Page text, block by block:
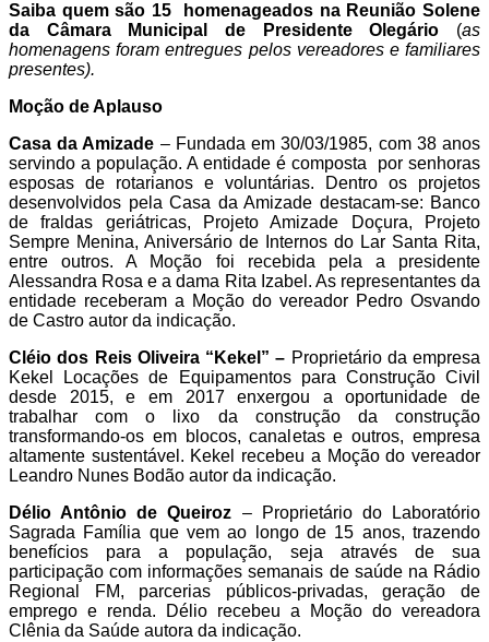
Saiba quem são 15 homenageados na Reunião Solene
da Câmara Municipal de Presidente Olegário (as
homenagens foram entregues pelos vereadores e familiares
presentes).
Moção de Aplauso
Casa da Amizade – Fundada em 30/03/1985, com 38 anos
servindo a população. A entidade é composta por senhoras
esposas de rotarianos e voluntárias. Dentro os projetos
desenvolvidos pela Casa da Amizade destacam-se: Banco
de fraldas geriátricas, Projeto Amizade Doçura, Projeto
Sempre Menina, Aniversário de Internos do Lar Santa Rita,
entre outros. A Moção foi recebida pela a presidente
Alessandra Rosa e a dama Rita Izabel. As representantes da
entidade receberam a Moção do vereador Pedro Osvando
de Castro autor da indicação.
Cléio dos Reis Oliveira “Kekel” – Proprietário da empresa
Kekel Locações de Equipamentos para Construção Civil
desde 2015, e em 2017 enxergou a oportunidade de
trabalhar com o lixo da construção da construção
transformando-os em blocos, canaletas e outros, empresa
altamente sustentável. Kekel recebeu a Moção do vereador
Leandro Nunes Bodão autor da indicação.
Délio Antônio de Queiroz – Proprietário do Laboratório
Sagrada Família que vem ao longo de 15 anos, trazendo
benefícios para a população, seja através de sua
participação com informações semanais de saúde na Rádio
Regional FM, parcerias públicos-privadas, geração de
emprego e renda. Délio recebeu a Moção do vereadora
Clênia da Saúde autora da indicação.